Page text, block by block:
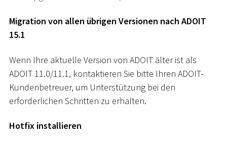
Migration von allen übrigen Versionen nach ADOIT
15.1
Wenn Ihre aktuelle Version von ADOIT älter ist als
ADOIT 11.0/11.1, kontaktieren Sie bitte Ihren ADOIT-
Kundenbetreuer, um Unterstützung bei den
erforderlichen Schritten zu erhalten.
Hotfix installieren